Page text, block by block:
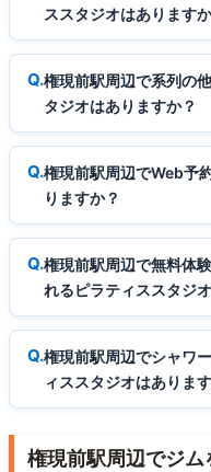
ススタジオはあります
権現前駅周辺で系列の
タジオはありますか？
権現前駅周辺でWeb予
りますか？
権現前駅周辺で無料体
れるピラティススタジ
権現前駅周辺でシャワ
ィススタジオはありま
権現前駅周辺でジム